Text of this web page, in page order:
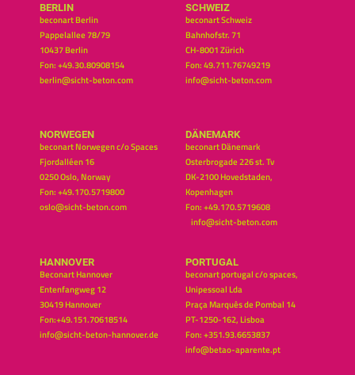
BERLIN
beconart Berlin
Pappelallee 78/79
10437 Berlin
Fon: +49.30.80908154
berlin@sicht-beton.com
SCHWEIZ
beconart Schweiz
Bahnhofstr. 71
CH-8001 Zürich
Fon: 49.711.76749219
info@sicht-beton.com
NORWEGEN
beconart Norwegen c/o Spaces
Fjordalléen 16
0250 Oslo, Norway
Fon: +49.170.5719800
oslo@sicht-beton.com
DÄNEMARK
beconart Dänemark
Osterbrogade 226 st. Tv
DK-2100 Hovedstaden,
Kopenhagen
Fon: +49.170.5719608
info@sicht-beton.com
HANNOVER
Beconart Hannover
Entenfangweg 12
30419 Hannover
Fon:+49.151.70618514
info@sicht-beton-hannover.de
PORTUGAL
beconart portugal c/o spaces,
Unipessoal Lda
Praça Marquês de Pombal 14
PT-1250-162, Lisboa
Fon: +351.93.6653837
info@betao-aparente.pt